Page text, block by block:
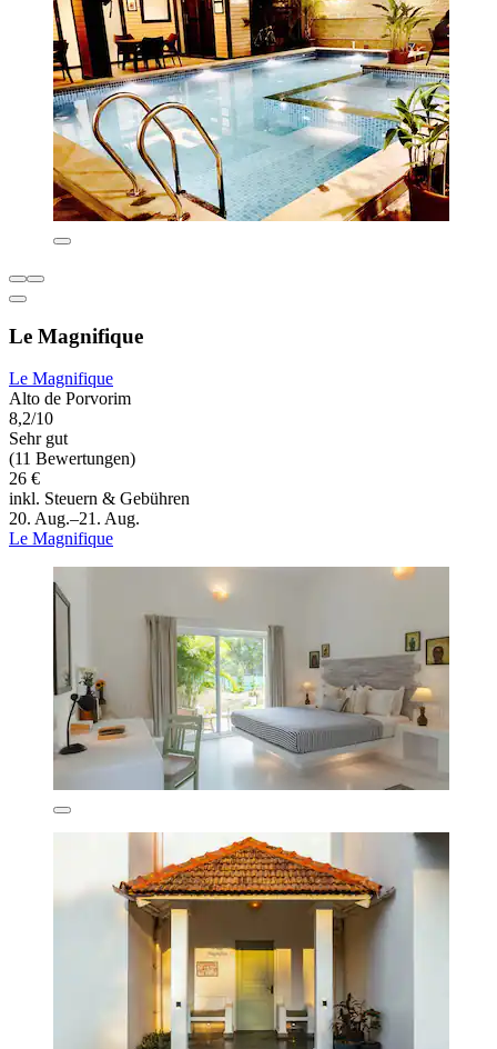
Le Magnifique
Le Magnifique
Alto de Porvorim
8,2/10
Sehr gut
(11 Bewertungen)
26 €
inkl. Steuern & Gebühren
20. Aug.–21. Aug.
Le Magnifique